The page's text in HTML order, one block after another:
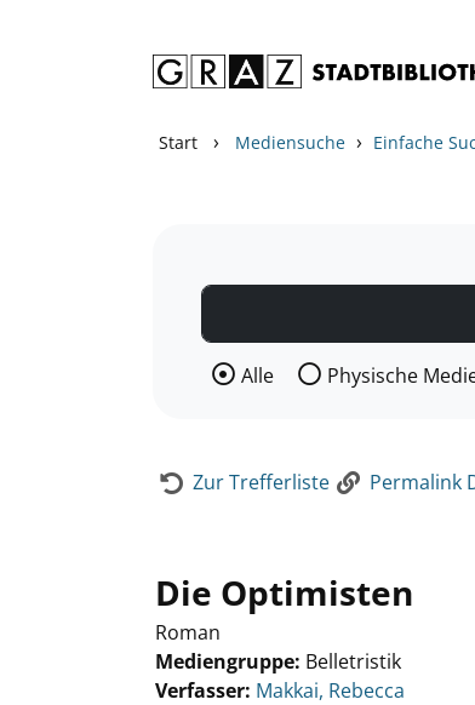
Start › Mediensuche › Einfache
Wählen Sie die Medienart
Alle Physische
Zur Trefferliste Permalink
Die Optimisten
Roman
Mediengruppe: Belletristik
Verfasser: Suche nach diesem
Makkai, Rebecca